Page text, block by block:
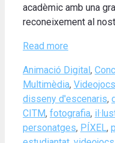
acadèmic amb una
reconeixement al
Read more
Categories
Animació Digital ,
Multimèdia, Videojocs
disseny d'escenaris,
CITM, fotografia,
personatges, PÍXEL,